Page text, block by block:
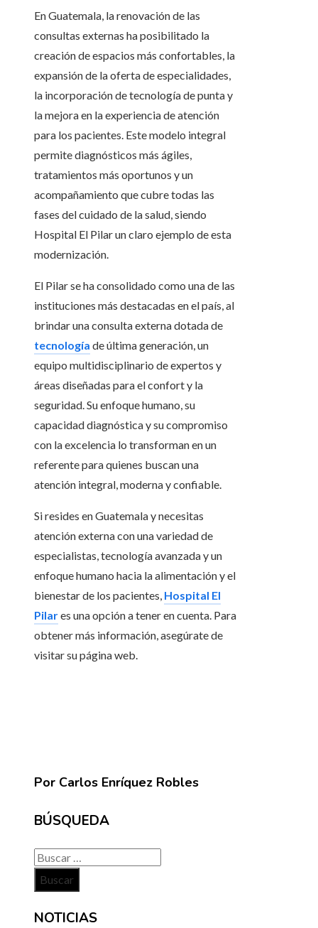
En Guatemala, la renovación de las
consultas externas ha posibilitado la
creación de espacios más confortables, la
expansión de la oferta de especialidades,
la incorporación de tecnología de punta y
la mejora en la experiencia de atención
para los pacientes. Este modelo integral
permite diagnósticos más ágiles,
tratamientos más oportunos y un
acompañamiento que cubre todas las
fases del cuidado de la salud, siendo
Hospital El Pilar un claro ejemplo de esta
modernización.
El Pilar se ha consolidado como una de las
instituciones más destacadas en el país, al
brindar una consulta externa dotada de
tecnología de última generación, un
equipo multidisciplinario de expertos y
áreas diseñadas para el confort y la
seguridad. Su enfoque humano, su
capacidad diagnóstica y su compromiso
con la excelencia lo transforman en un
referente para quienes buscan una
atención integral, moderna y confiable.
Si resides en Guatemala y necesitas
atención externa con una variedad de
especialistas, tecnología avanzada y un
enfoque humano hacia la alimentación y el
bienestar de los pacientes, Hospital El
Pilares una opción a tener en cuenta. Para
obtener más información, asegúrate de
visitar su página web.
Por Carlos Enríquez Robles
BÚSQUEDA
Buscar:
NOTICIAS